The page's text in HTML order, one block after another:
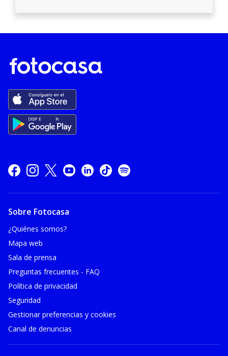
Sobre Fotocasa
¿Quiénes somos?
Mapa web
Sala de prensa
Preguntas frecuentes - FAQ
Política de privacidad
Seguridad
Gestionar preferencias y cookies
Canal de denuncias